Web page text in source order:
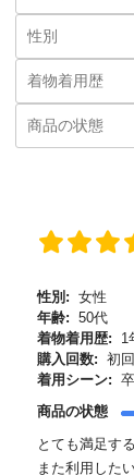
性別: 女性
年齢: 50代
着物着用歴:
1
購入回数: 初
着用シーン:
商品の状態
とても満足す
また利用した